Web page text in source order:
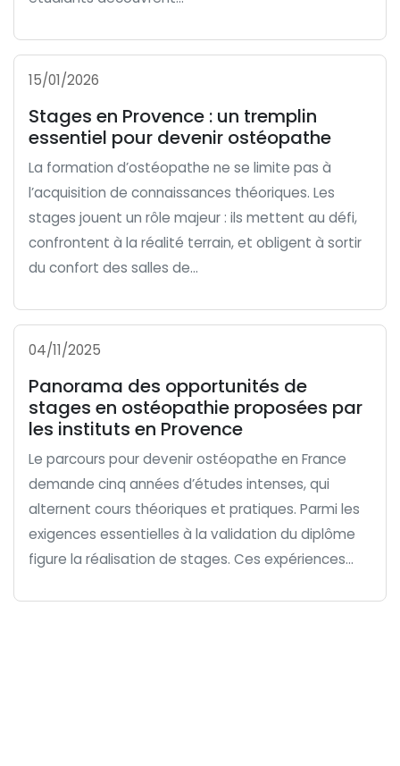
15/01/2026
Stages en Provence : un tremplin
essentiel pour devenir ostéopathe
La formation d’ostéopathe ne se limite pas à
l’acquisition de connaissances théoriques. Les
stages jouent un rôle majeur : ils mettent au défi,
confrontent à la réalité terrain, et obligent à sortir
du confort des salles de...
04/11/2025
Panorama des opportunités de
stages en ostéopathie proposées par
les instituts en Provence
Le parcours pour devenir ostéopathe en France
demande cinq années d’études intenses, qui
alternent cours théoriques et pratiques. Parmi les
exigences essentielles à la validation du diplôme
figure la réalisation de stages. Ces expériences...